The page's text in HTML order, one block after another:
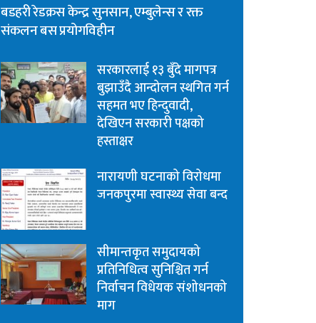
बडहरी रेडक्रस केन्द्र सुनसान, एम्बुलेन्स र रक्त
संकलन बस प्रयोगविहीन
सरकारलाई १३ बुँदे मागपत्र
बुझाउँदै आन्दोलन स्थगित गर्न
सहमत भए हिन्दुवादी,
देखिएन सरकारी पक्षको
हस्ताक्षर
नारायणी घटनाको विरोधमा
जनकपुरमा स्वास्थ्य सेवा बन्द
सीमान्तकृत समुदायको
प्रतिनिधित्व सुनिश्चित गर्न
निर्वाचन विधेयक संशोधनको
माग